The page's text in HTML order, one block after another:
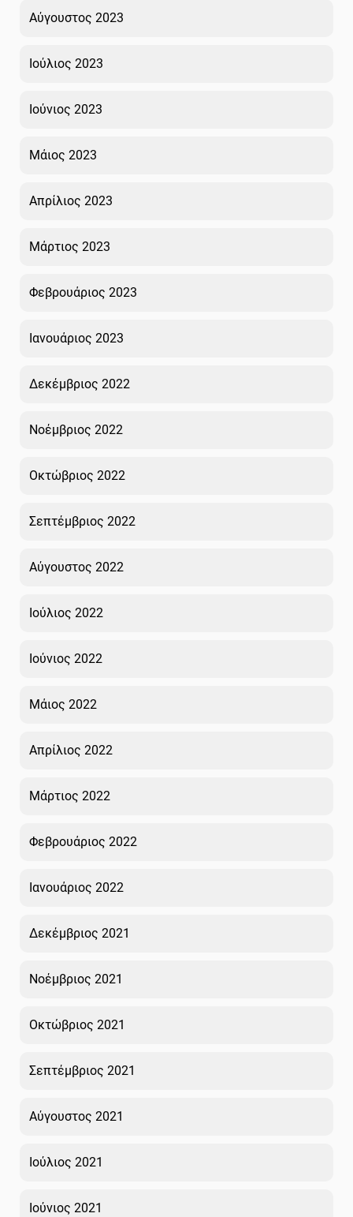
Αύγουστος 2023
Ιούλιος 2023
Ιούνιος 2023
Μάιος 2023
Απρίλιος 2023
Μάρτιος 2023
Φεβρουάριος 2023
Ιανουάριος 2023
Δεκέμβριος 2022
Νοέμβριος 2022
Οκτώβριος 2022
Σεπτέμβριος 2022
Αύγουστος 2022
Ιούλιος 2022
Ιούνιος 2022
Μάιος 2022
Απρίλιος 2022
Μάρτιος 2022
Φεβρουάριος 2022
Ιανουάριος 2022
Δεκέμβριος 2021
Νοέμβριος 2021
Οκτώβριος 2021
Σεπτέμβριος 2021
Αύγουστος 2021
Ιούλιος 2021
Ιούνιος 2021